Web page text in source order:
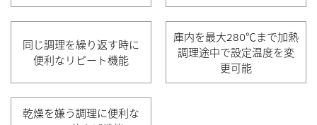
同じ調理を繰り返す時に
便利なリピート機能
庫内を最大280℃まで加熱
調理途中で設定温度を変
更可能
乾燥を嫌う調理に便利な